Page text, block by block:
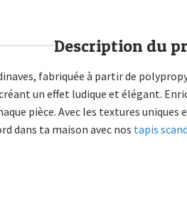
Description du
fabriquée à partir de
un effet ludique et élégant.
pièce. Avec les textures
dans ta maison avec nos tapis